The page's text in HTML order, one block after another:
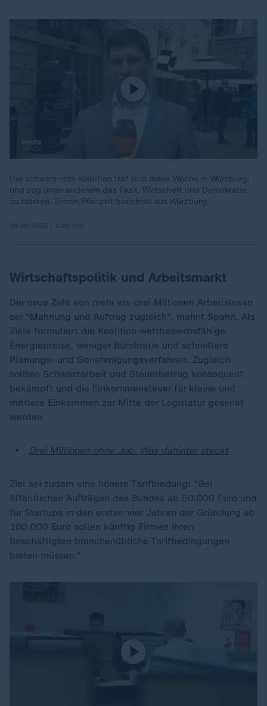
Die schwarz-rote Koalition traf sich diese Woche in Würzburg,
und zog unter anderem das Fazit, Wirtschaft und Demokratie
zu stärken. Simon Pfanzelt berichtet aus Würzburg.
Wirtschaftspolitik und Arbeitsmarkt
Die neue Zahl von mehr als drei Millionen Arbeitslosen
sei "Mahnung und Auftrag zugleich", mahnt Spahn. Als
Ziele formuliert die Koalition wettbewerbsfähige
Energiepreise, weniger Bürokratie und schnellere
Planungs- und Genehmigungsverfahren. Zugleich
sollten Schwarzarbeit und Steuerbetrug konsequent
bekämpft und die Einkommensteuer für kleine und
mittlere Einkommen zur Mitte der Legislatur gesenkt
werden.
Drei Millionen ohne Job: Was dahinter steckt
Ziel sei zudem eine höhere Tarifbindung: "Bei
öffentlichen Aufträgen des Bundes ab 50.000 Euro und
für Startups in den ersten vier Jahren der Gründung ab
100.000 Euro sollen künftig Firmen ihren
Beschäftigten branchenübliche Tarifbedingungen
bieten müssen."